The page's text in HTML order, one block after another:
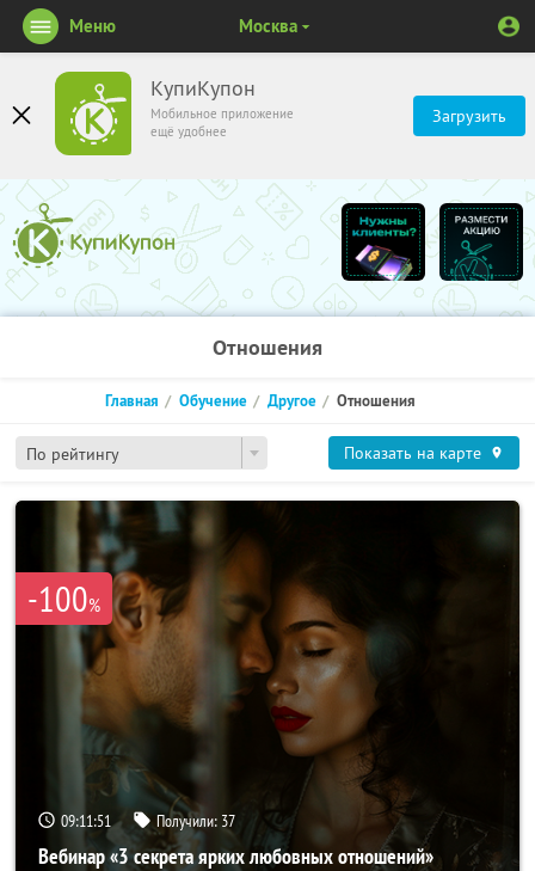
КупиКупон
Мобильное приложение
ещё удобнее
Загрузить
Меню Москва
Отношения
По рейтингу
Главная Обучение Другое Отношения
Показать на карте
-100%
09:11:51 Получили: 37
Вебинар «3 секрета ярких любовных отношений»